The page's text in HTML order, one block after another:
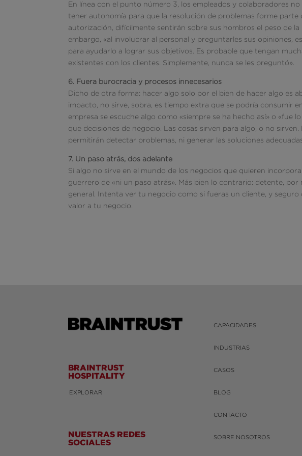
En línea con el punto número 3, los empleados y colaboradores
tener autonomía para que la resolución de problemas forme parte
autorización, difícilmente sentirán sobre sus hombros el peso de
embargo, «al involucrar al personal y preguntarles sus opiniones,
para ayudarlo a lograr sus objetivos. Es probable que tengan
existentes con los clientes. Simplemente, nunca se les preguntó».
6. Fuera burocracia y procesos innecesarios
Dicho de otra forma: hacer algo solo por el bien de hacer algo es
impacto, no sirve, sobra, es tiempo extra que se podría consumir
empresa se escuche algo como «siempre se ha hecho así» o «fue
que decisiones de negocio. Las cosas sirven para algo, o no
permitirán detectar problemas, ni generar las soluciones
7. Un paso atrás, dos adelante
Si algo no sirve en el mundo de los negocios que quieren
guerrero de «ni un paso atrás». Más bien lo contrario: detente,
general. Intenta ver tu negocio como si fueras un cliente, y
valor a tu negocio.
BRAINTRUST
HOSPITALITY
EXPLORAR
NUESTRAS REDES
SOCIALES
CAPACIDADES
INDUSTRIAS
CASOS
BLOG
CONTACTO
SOBRE NOSOTROS